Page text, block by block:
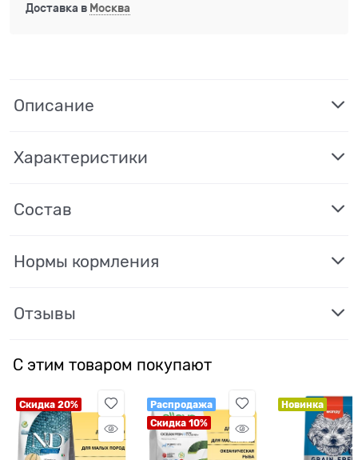
Доставка в Москва
Описание
Характеристики
Состав
Нормы кормления
Отзывы
С этим товаром покупают
Скидка 20%
Распродажа
Скидка 10%
Новинка